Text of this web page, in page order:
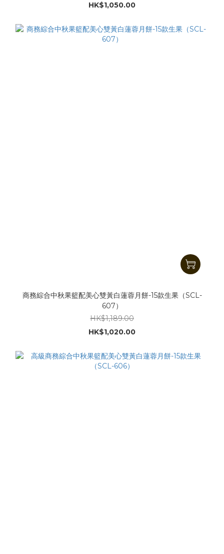
HK$1,050.00
商務綜合中秋果籃配美心雙黃白蓮蓉月餅-15款生果（SCL-
607）
HK$1,189.00
HK$1,020.00